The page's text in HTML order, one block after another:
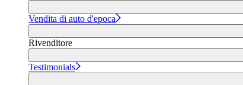
Vendita di auto d'epoca
Rivenditore
Testimonials